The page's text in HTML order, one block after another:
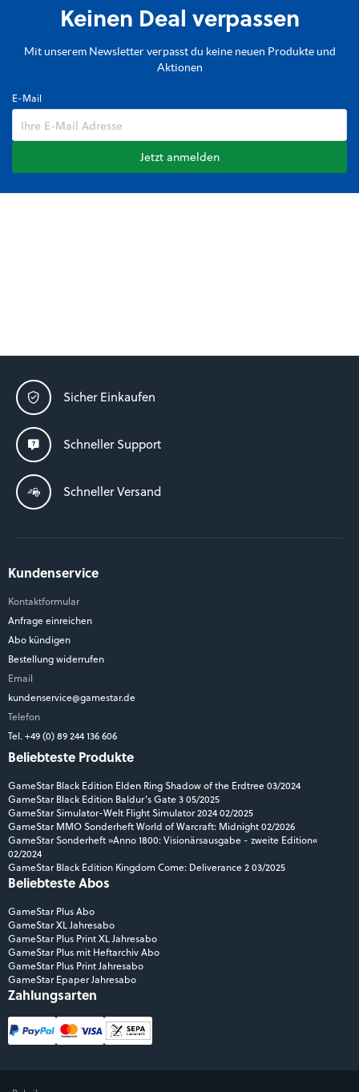
Keinen Deal verpassen
Mit unserem Newsletter verpasst du keine neuen Produkte und
Aktionen
E-Mail
Jetzt anmelden
Sicher Einkaufen
Schneller Support
Schneller Versand
Kundenservice
Kontaktformular
Anfrage einreichen
Abo kündigen
Bestellung widerrufen
Email
kundenservice@gamestar.de
Telefon
Tel. +49 (0) 89 244 136 606
Beliebteste Produkte
GameStar Black Edition Elden Ring Shadow of the Erdtree 03/2024
GameStar Black Edition Baldur's Gate 3 05/2025
GameStar Simulator-Welt Flight Simulator 2024 02/2025
GameStar MMO Sonderheft World of Warcraft: Midnight 02/2026
GameStar Sonderheft »Anno 1800: Visionärsausgabe - zweite Edition«
02/2024
GameStar Black Edition Kingdom Come: Deliverance 2 03/2025
Beliebteste Abos
GameStar Plus Abo
GameStar XL Jahresabo
GameStar Plus Print XL Jahresabo
GameStar Plus mit Heftarchiv Abo
GameStar Plus Print Jahresabo
GameStar Epaper Jahresabo
Zahlungsarten